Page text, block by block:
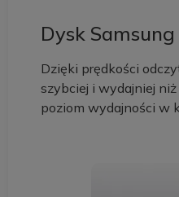
Dysk
Dzięki prędkości
szybciej i wydajniej
poziom wydajności w